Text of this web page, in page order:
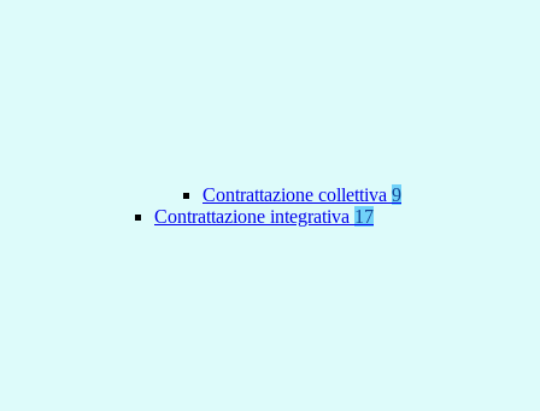
Contrattazione collettiva 9
Contrattazione integrativa 17